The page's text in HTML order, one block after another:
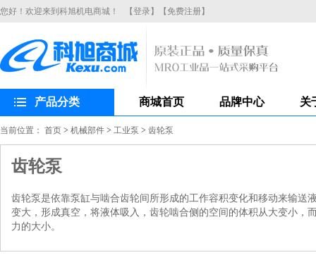
您好！欢迎来到科旭机电商城！ 【登录】 【免费注册】
产品分类 商城首页 品牌中心 关
当前位置： 首页 > 机械部件 > 工业泵 > 齿轮泵
齿轮泵
齿轮泵是依靠泵缸与啮合齿轮间所形成的工作容积变化和移动来输
变大，形成真空，将液体吸入，齿轮啮合侧的空间的体积从大变小
力的大小。